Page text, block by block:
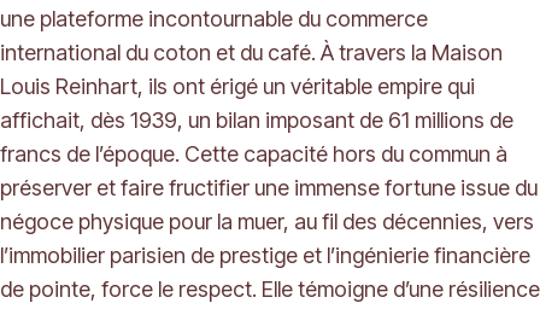
une plateforme incontournable du commerce
international du coton et du café. À travers la Maison
Louis Reinhart, ils ont érigé un véritable empire qui
affichait, dès 1939, un bilan imposant de 61 millions de
francs de l’époque. Cette capacité hors du commun à
préserver et faire fructifier une immense fortune issue du
négoce physique pour la muer, au fil des décennies, vers
l’immobilier parisien de prestige et l’ingénierie financière
de pointe, force le respect. Elle témoigne d’une résilience